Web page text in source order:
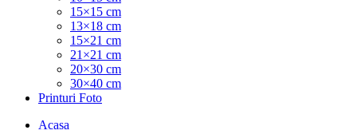
15×15 cm
13×18 cm
15×21 cm
21×21 cm
20×30 cm
30×40 cm
Printuri Foto
Acasa